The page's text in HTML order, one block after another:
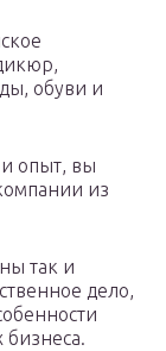
обуви и
опыт, вы
из
так и
дело,